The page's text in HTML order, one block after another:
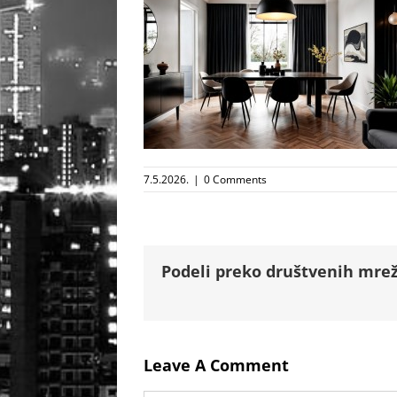
7.5.2026. | 0 Comments
Podeli preko društvenih
Leave A Comment